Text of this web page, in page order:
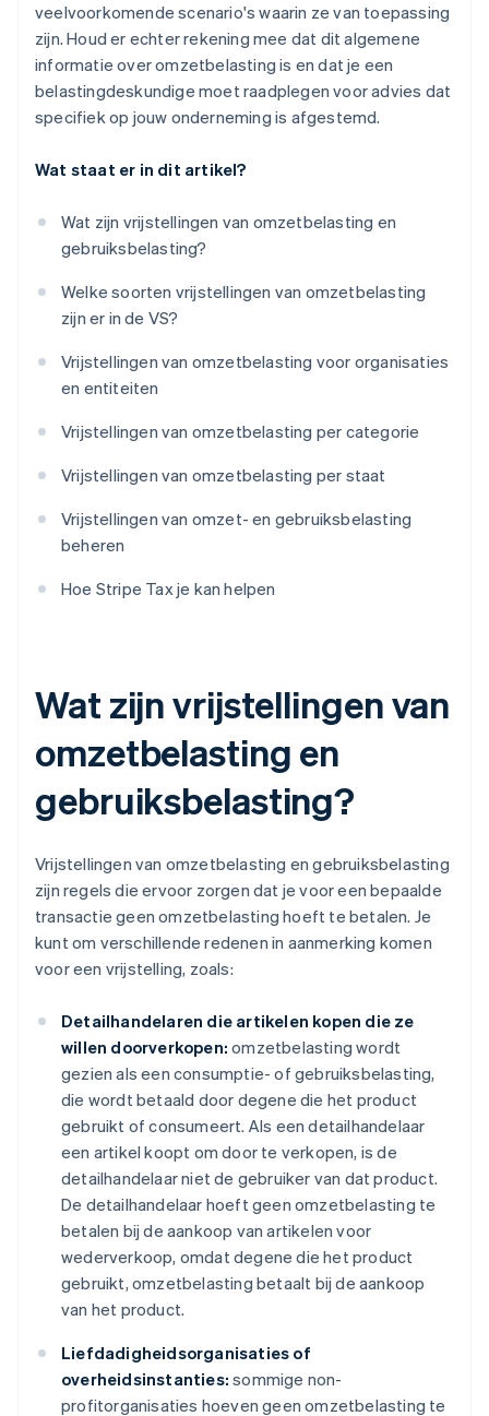
veelvoorkomende scenario's waarin ze van toepassing
zijn. Houd er echter rekening mee dat dit algemene
informatie over omzetbelasting is en dat je een
belastingdeskundige moet raadplegen voor advies dat
specifiek op jouw onderneming is afgestemd.
Wat staat er in dit artikel?
Wat zijn vrijstellingen van omzetbelasting en
gebruiksbelasting?
Welke soorten vrijstellingen van omzetbelasting
zijn er in de VS?
Vrijstellingen van omzetbelasting voor organisaties
en entiteiten
Vrijstellingen van omzetbelasting per categorie
Vrijstellingen van omzetbelasting per staat
Vrijstellingen van omzet- en gebruiksbelasting
beheren
Hoe Stripe Tax je kan helpen
Wat zijn vrijstellingen van
omzetbelasting en
gebruiksbelasting?
Vrijstellingen van omzetbelasting en gebruiksbelasting
zijn regels die ervoor zorgen dat je voor een bepaalde
transactie geen omzetbelasting hoeft te betalen. Je
kunt om verschillende redenen in aanmerking komen
voor een vrijstelling, zoals:
Detailhandelaren die artikelen kopen die ze
willen doorverkopen: omzetbelasting wordt
gezien als een consumptie- of gebruiksbelasting,
die wordt betaald door degene die het product
gebruikt of consumeert. Als een detailhandelaar
een artikel koopt om door te verkopen, is de
detailhandelaar niet de gebruiker van dat product.
De detailhandelaar hoeft geen omzetbelasting te
betalen bij de aankoop van artikelen voor
wederverkoop, omdat degene die het product
gebruikt, omzetbelasting betaalt bij de aankoop
van het product.
Liefdadigheidsorganisaties of
overheidsinstanties: sommige non-
profitorganisaties hoeven geen omzetbelasting te